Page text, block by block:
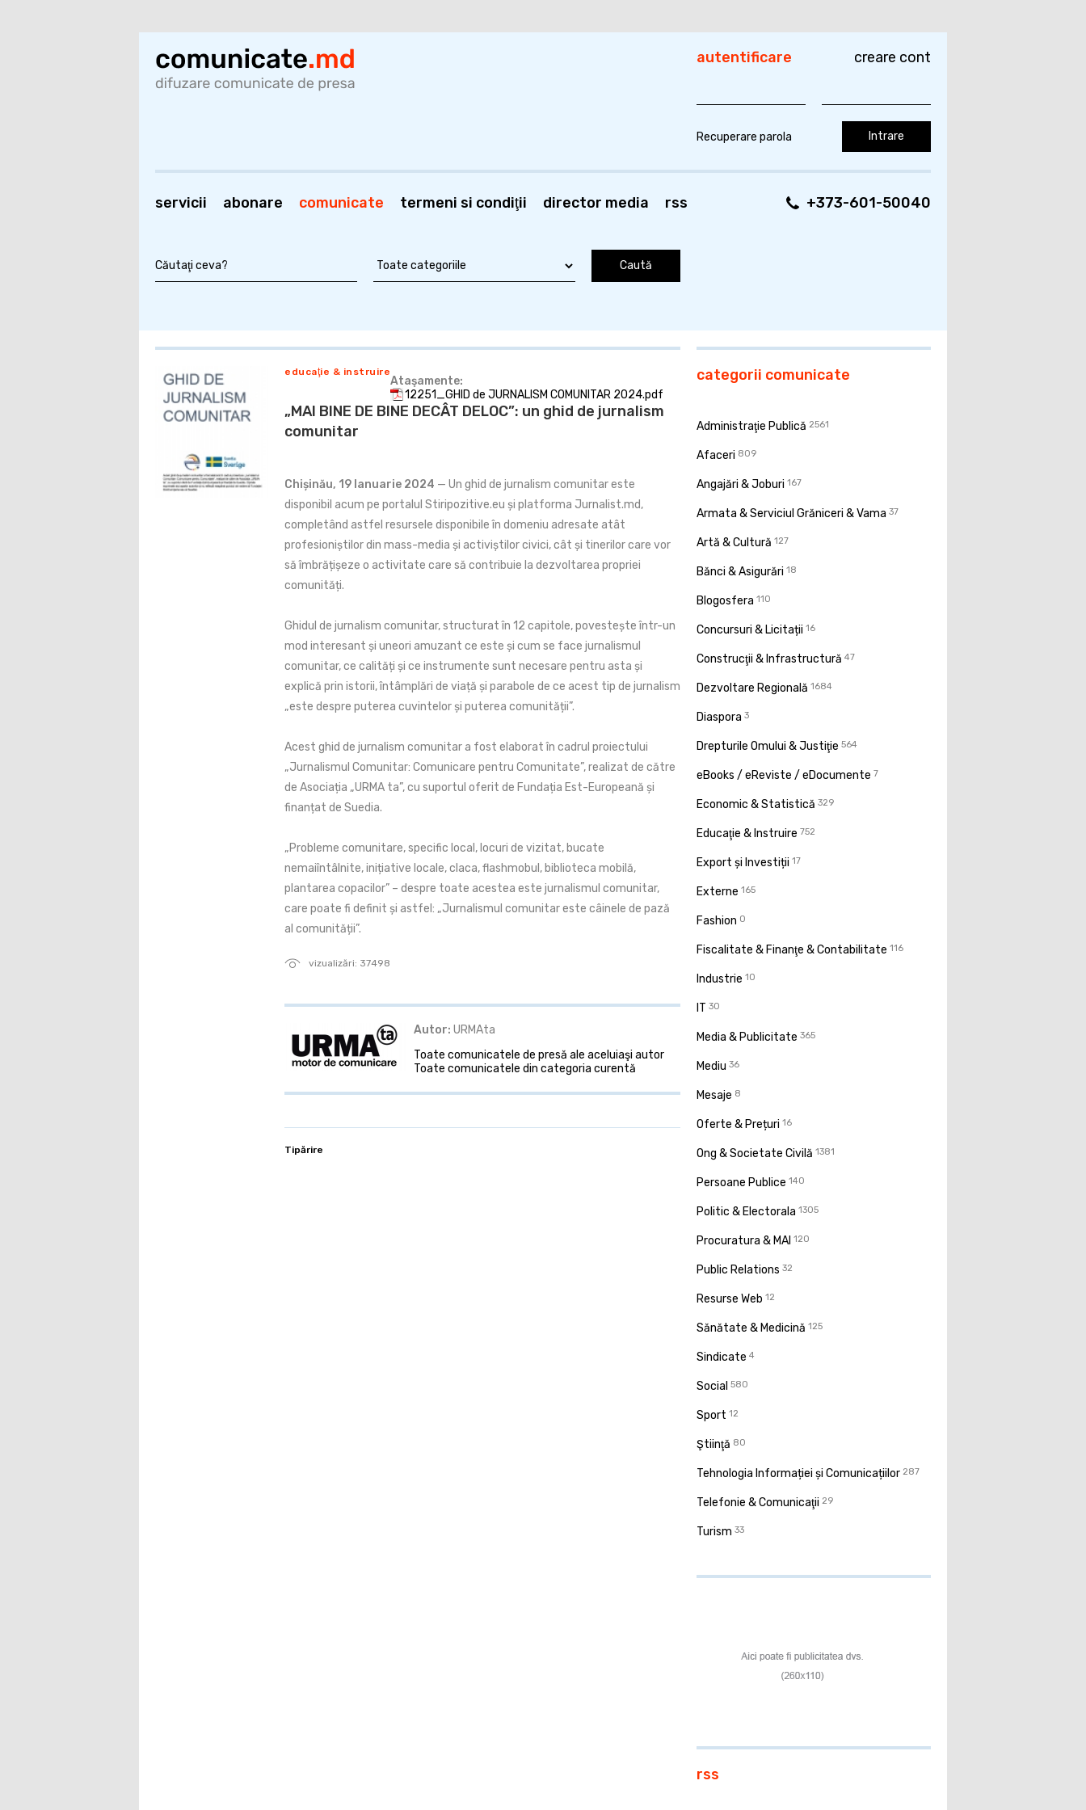
servicii abonare comunicate termeni si condiţii director media rss +373-601-50040
autentificare creare cont
Recuperare parola
vizualizări: 37498
educaţie & instruire
„MAI BINE DE BINE DECÂT DELOC”: un ghid de jurnalism
comunitar
Chișinău, 19 Ianuarie 2024 — Un ghid de jurnalism comunitar este
disponibil acum pe portalul Stiripozitive.eu și platforma Jurnalist.md,
completând astfel resursele disponibile în domeniu adresate atât
profesioniștilor din mass-media și activiștilor civici, cât și tinerilor care vor
să îmbrățișeze o activitate care să contribuie la dezvoltarea propriei
comunități.
Ghidul de jurnalism comunitar, structurat în 12 capitole, povestește într-un
mod interesant și uneori amuzant ce este și cum se face jurnalismul
comunitar, ce calități și ce instrumente sunt necesare pentru asta și
explică prin istorii, întâmplări de viață și parabole de ce acest tip de jurnalism
„este despre puterea cuvintelor și puterea comunității”.
Acest ghid de jurnalism comunitar a fost elaborat în cadrul proiectului
„Jurnalismul Comunitar: Comunicare pentru Comunitate”, realizat de către
de Asociația „URMA ta”, cu suportul oferit de Fundația Est-Europeană și
finanțat de Suedia.
„Probleme comunitare, specific local, locuri de vizitat, bucate
nemaiîntâlnite, inițiative locale, claca, flashmobul, biblioteca mobilă,
plantarea copacilor” – despre toate acestea este jurnalismul comunitar,
care poate fi definit și astfel: „Jurnalismul comunitar este câinele de pază
al comunității”.
Ataşamente:
12251_GHID de JURNALISM COMUNITAR 2024.pdf
Autor: URMAta
Toate comunicatele de presă ale aceluiaşi autor
Toate comunicatele din categoria curentă
Tipărire
categorii comunicate
Administraţie Publică 2561
Afaceri 809
Angajări & Joburi 167
Armata & Serviciul Grăniceri & Vama 37
Artă & Cultură 127
Bănci & Asigurări 18
Blogosfera 110
Concursuri & Licitații 16
Construcţii & Infrastructură 47
Dezvoltare Regională 1684
Diaspora 3
Drepturile Omului & Justiţie 564
eBooks / eReviste / eDocumente 7
Economic & Statistică 329
Educaţie & Instruire 752
Export și Investiții 17
Externe 165
Fashion 0
Fiscalitate & Finanţe & Contabilitate 116
Industrie 10
IT 30
Media & Publicitate 365
Mediu 36
Mesaje 8
Oferte & Prețuri 16
Ong & Societate Civilă 1381
Persoane Publice 140
Politic & Electorala 1305
Procuratura & MAI 120
Public Relations 32
Resurse Web 12
Sănătate & Medicină 125
Sindicate 4
Social 580
Sport 12
Ştiinţă 80
Tehnologia Informației și Comunicațiilor 287
Telefonie & Comunicaţii 29
Turism 33
rss